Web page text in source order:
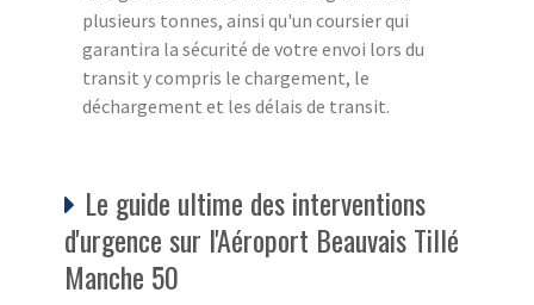
plusieurs tonnes, ainsi qu'un coursier qui
garantira la sécurité de votre envoi lors du
transit y compris le chargement, le
déchargement et les délais de transit.
Le guide ultime des interventions
d'urgence sur l'Aéroport Beauvais Tillé
Manche 50